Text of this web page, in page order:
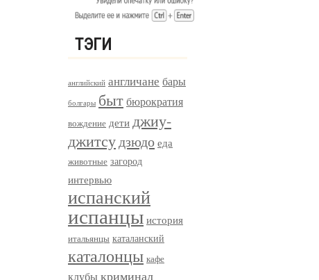
ТЭГИ
английский англичане бары
болгары бытбюрократия
вождение дети джиу-
джитсудзюдо еда
животные загород
интервью
испанский
испанцы история
итальянцы каталанский
каталонцы кафе
клубы криминал